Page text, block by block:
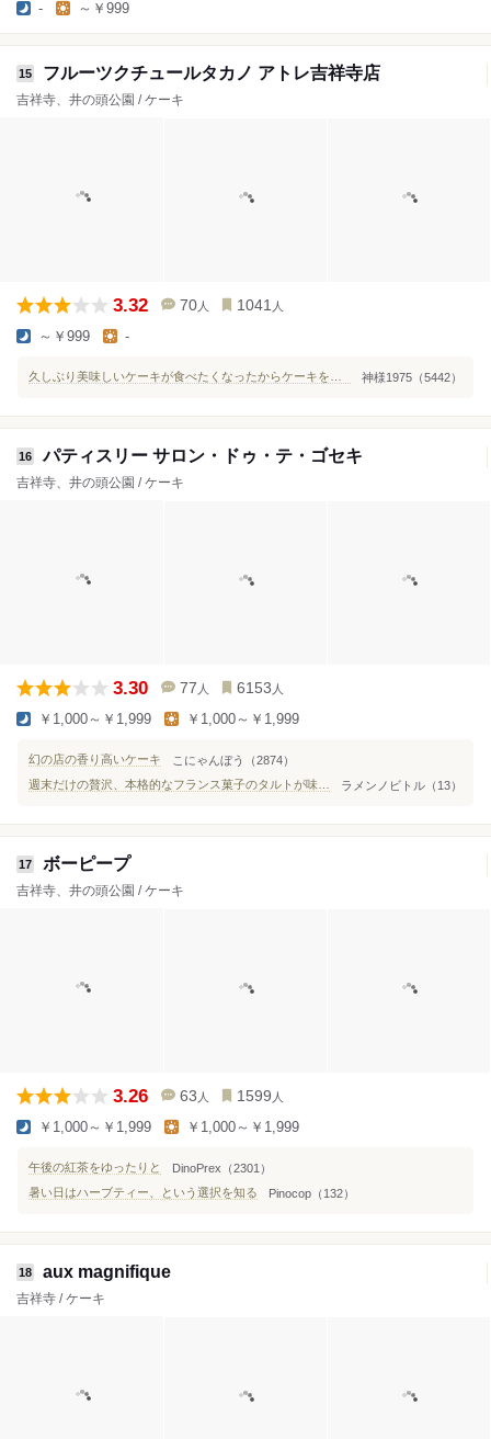
- ～￥999
15 フルーツクチュールタカノ アトレ吉祥寺店
吉祥寺、井の頭公園 / ケーキ
3.32 70人 1041 人
～￥999 -
久しぶり美味しいケーキが食べたくなったからケーキを求めて吉祥寺に‼️ 神様1975（5442）
16 パティスリー サロン・ドゥ・テ・ゴセキ
吉祥寺、井の頭公園 / ケーキ
3.30 77 人 6153 人
￥1,000～￥1,999 ￥1,000～￥1,999
幻の店の香り高いケーキ
こにゃんぼう（2874）
週末だけの贅沢、本格的なフランス菓子のタルトが味わえるお店
ラメンノビトル（13）
17 ボーピープ
吉祥寺、井の頭公園 / ケーキ
3.26 63 人 1599 人
￥1,000～￥1,999 ￥1,000～￥1,999
午後の紅茶をゆったりと
DinoPrex（2301）
暑い日はハーブティー、という選択を知る
Pinocop（132）
18 aux magnifique
吉祥寺 / ケーキ